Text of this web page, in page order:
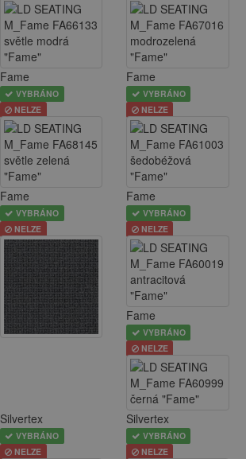
Fame
VYBRÁNO
NELZE
Fame
VYBRÁNO
NELZE
Fame
VYBRÁNO
NELZE
Fame
VYBRÁNO
NELZE
Fame
VYBRÁNO
NELZE
Silvertex
VYBRÁNO
NELZE
Silvertex
VYBRÁNO
NELZE